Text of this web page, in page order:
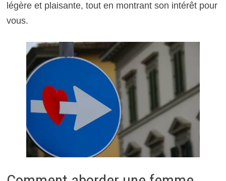
légère et plaisante, tout en montrant son intérêt pour
vous.